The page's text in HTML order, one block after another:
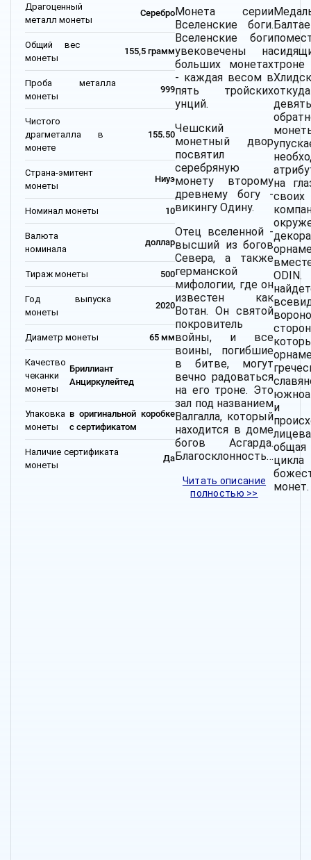
Драгоценный
металл монеты
Серебро
Общий вес
монеты
155,5 грамм
Проба металла
монеты
999
Чистого
драгметалла в
монете
155.50
Страна-эмитент
монеты
Ниуэ
Номинал монеты 10
Валюта
номинала
доллар
Тираж монеты 500
Год выпуска
монеты
2020
Диаметр монеты 65 мм
Качество
чеканки
монеты
Бриллиант
Анциркулейтед
Упаковка
монеты
в оригинальной коробке
с сертификатом
Наличие сертификата
монеты
Да
Монета серии
Вселенские боги.
Вселенские боги
увековечены на
больших монетах
- каждая весом в
пять тройских
унций.
Чешский
монетный двор
посвятил
серебряную
монету второму
древнему богу -
викингу Одину.
Отец вселенной -
высший из богов
Севера, а также
германской
мифологии, где он
известен как
Вотан. Он святой
покровитель
войны, и все
воины, погибшие
в битве, могут
вечно радоваться
на его троне. Это
зал под названием
Валгалла, который
находится в доме
богов Асгарда.
Благосклонность…
Читать описание
полностью >>
на
и
цикла
монет.